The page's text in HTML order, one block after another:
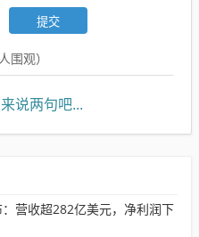
人围观）
说两句吧...
营收超282亿美元，净利润下